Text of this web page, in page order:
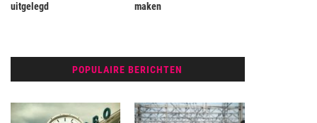
uitgelegd
maken
POPULAIRE BERICHTEN